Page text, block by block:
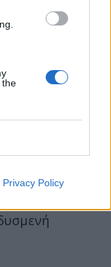
the
Privacy Policy
των
Σύμφωνα με
ισχυρές
για τη
ισχύει ο
γιατί σ’
προκαλεί